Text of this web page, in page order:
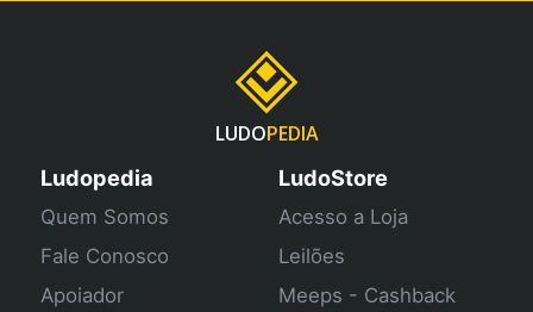
LUDOPEDIA
Ludopedia
Quem Somos
Fale Conosco
Apoiador
LudoStore
Acesso a Loja
Leilões
Meeps - Cashback